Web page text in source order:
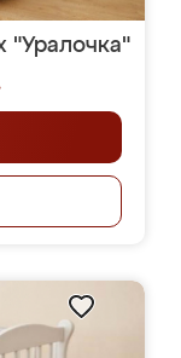
"Уралочка"